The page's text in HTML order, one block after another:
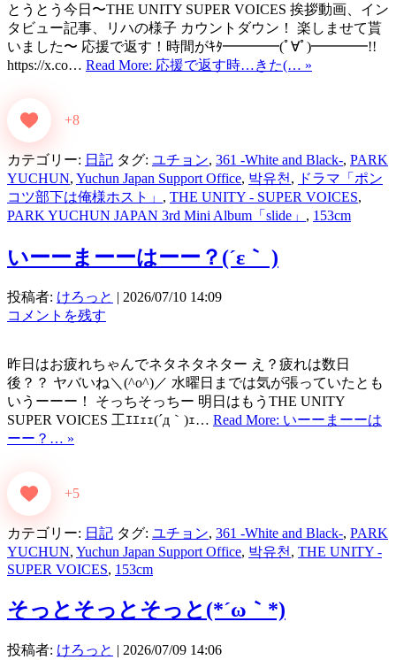
とうとう今日〜THE UNITY SUPER VOICES 挨拶動画、イン
タビュー記事、リハの様子 カウントダウン！ 楽しませて貰
いました〜 応援で返す！時間がｷﾀ━━━━(ﾟ∀ﾟ)━━━━!!
https://x.co… Read More: 応援で返す時…きた(… »
+8
カテゴリー: 日記 タグ: ユチョン, 361 -White and Black-, PARK
YUCHUN, Yuchun Japan Support Office, 박유천 , ドラマ「ポン
コツ部下は俺様ホスト」 , THE UNITY - SUPER VOICES,
PARK YUCHUN JAPAN 3rd Mini Album「slide」 , 153cm
いーーまーーはーー？(⁠´⁠ε⁠｀⁠ ⁠)
投稿者: けろっと
2026/07/10 14:09
コメントを残す
昨日はお疲れちゃんでネタネタネター え？疲れは数日
後？？ ヤバいね＼(^o^)／ 水曜日までは気が張っていたとも
いうーーー！ そっちそっちー 明日はもうTHE UNITY
SUPER VOICES 工ｴｴｪｪ(´д｀)ｪ… Read More: いーーまーーは
ーー？… »
+5
カテゴリー: 日記 タグ: ユチョン, 361 -White and Black-, PARK
YUCHUN, Yuchun Japan Support Office, 박유천, THE UNITY -
SUPER VOICES, 153cm
そっとそっとそっと(⁠*⁠´⁠ω⁠｀⁠*⁠)
投稿者: けろっと | 2026/07/09 14:06